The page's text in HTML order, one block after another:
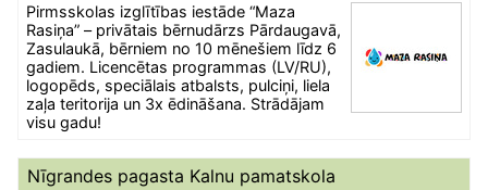
Pirmsskolas izglītības iestāde “Maza
Rasiņa” – privātais bērnudārzs Pārdaugavā,
Zasulaukā, bērniem no 10 mēnešiem līdz 6
gadiem. Licencētas programmas (LV/RU),
logopēds, speciālais atbalsts, pulciņi, liela
zaļa teritorija un 3x ēdināšana. Strādājam
visu gadu!
Nīgrandes pagasta Kalnu pamatskola